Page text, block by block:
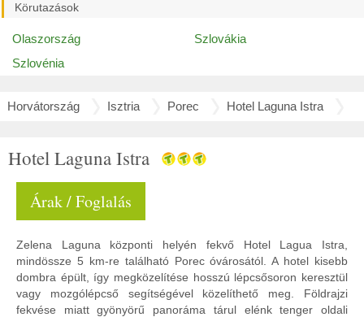
Körutazások
Olaszország
Szlovákia
Szlovénia
Horvátország Isztria Porec Hotel Laguna Istra
Hotel Laguna Istra
Árak / Foglalás
Zelena Laguna központi helyén fekvő Hotel Lagua Istra,
mindössze 5 km-re található Porec óvárosától. A hotel kisebb
dombra épült, így megközelítése hosszú lépcsősoron keresztül
vagy mozgólépcső segítségével közelíthető meg. Földrajzi
fekvése miatt gyönyörű panoráma tárul elénk tenger oldali